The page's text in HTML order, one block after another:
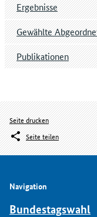
Ergebnisse
Gewählte
Publikationen
Seite drucken
Seite teilen
Navigation
Bundestagswahl